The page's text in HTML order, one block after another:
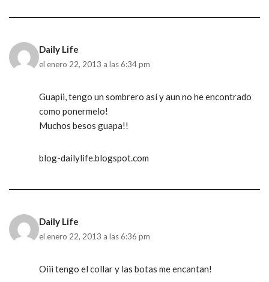
Daily Life
el enero 22, 2013 a las 6:34 pm
Guapii, tengo un sombrero así y aun no he encontrado
como ponermelo!
Muchos besos guapa!!
blog-dailylife.blogspot.com
Daily Life
el enero 22, 2013 a las 6:36 pm
Oiii tengo el collar y las botas me encantan!